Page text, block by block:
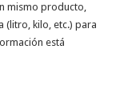
mismo producto,
(litro, kilo, etc.) para
está